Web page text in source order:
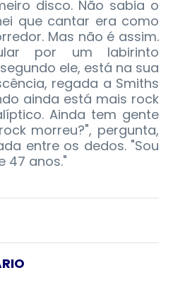
disco. Não sabia o
que cantar era como
Mas não é assim.
por um labirinto
ele, está na sua
regada a Smiths
ainda está mais rock
Ainda tem gente
morreu?", pergunta,
entre os dedos. "Sou
47 anos."